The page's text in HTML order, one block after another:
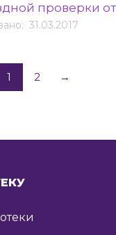
проверки от
31.03.2017
1 2 →